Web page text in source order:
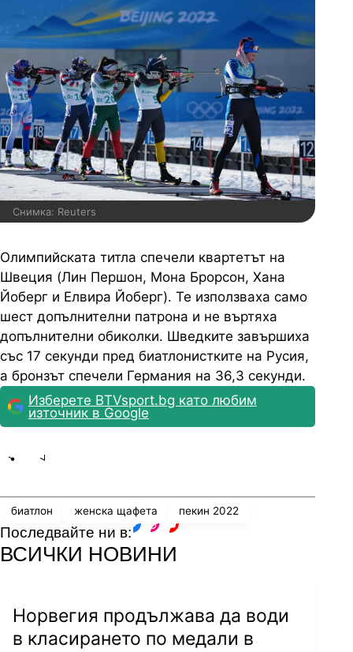
Снимка: Reuters
Олимпийската титла спечели квартетът на
Швеция (Лин Першон, Мона Брорсон, Хана
Йоберг и Елвира Йоберг). Те използваха само
шест допълнителни патрона и не въртяха
допълнителни обиколки. Шведките завършиха
със 17 секунди пред биатлонистките на Русия,
а бронзът спечели Германия на 36,3 секунди.
Изберете BTVsport.bg като любим
източник в Google
биатлон женска щафета пекин 2022
Последвайте ни в:
ВСИЧКИ НОВИНИ
Норвегия продължава да води
в класирането по медали в